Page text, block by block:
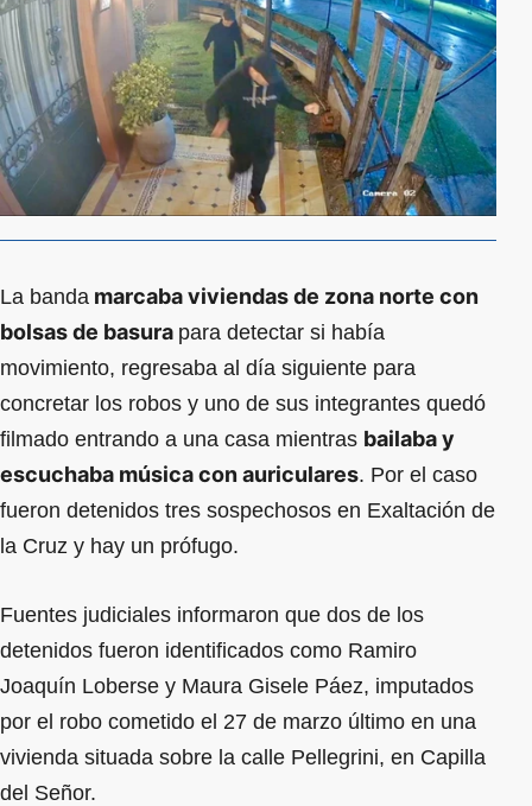
La banda marcaba viviendas de zona norte con
bolsas de basura para detectar si había
movimiento, regresaba al día siguiente para
concretar los robos y uno de sus integrantes quedó
filmado entrando a una casa mientras bailaba y
escuchaba música con auriculares. Por el caso
fueron detenidos tres sospechosos en Exaltación de
la Cruz y hay un prófugo.
Fuentes judiciales informaron que dos de los
detenidos fueron identificados como Ramiro
Joaquín Loberse y Maura Gisele Páez, imputados
por el robo cometido el 27 de marzo último en una
vivienda situada sobre la calle Pellegrini, en Capilla
del Señor.